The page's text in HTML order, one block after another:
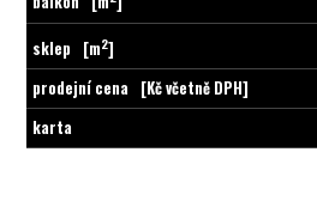
sklep [m2]
prodejní cena [Kč včetně DPH]
karta